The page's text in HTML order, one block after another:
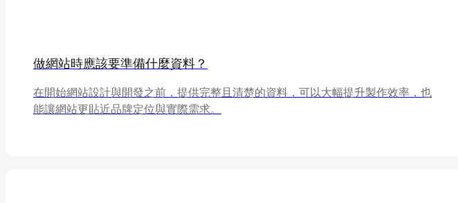
做網站時應該要準備什麼資料？
在開始網站設計與開發之前，提供完整且清楚的資料，可以大幅提升製作效率，也
能讓網站更貼近品牌定位與實際需求。